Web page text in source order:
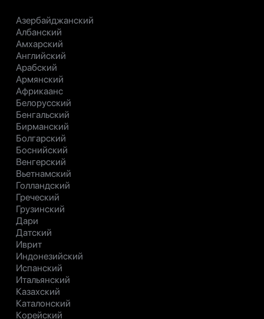
Азербайджанский
Албанский
Амхарский
Английский
Арабский
Армянский
Африкаанс
Белорусский
Бенгальский
Бирманский
Болгарский
Боснийский
Венгерский
Вьетнамский
Голландский
Греческий
Грузинский
Дари
Датский
Иврит
Индонезийский
Испанский
Итальянский
Казахский
Каталонский
Корейский